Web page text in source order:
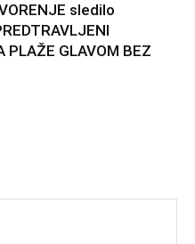
sledilo
PLAŽE GLAVOM BEZ